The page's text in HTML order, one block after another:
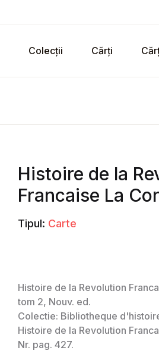
Colecții Cărți
Histoire de la
Francaise La
Tipul: Carte